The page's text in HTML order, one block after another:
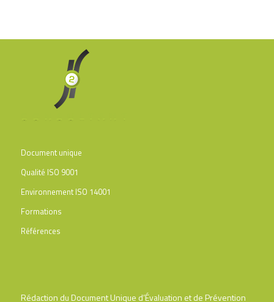
Document unique
Qualité ISO 9001
Environnement ISO 14001
Formations
Références
Rédaction du Document Unique d’Évaluation et de Prévention